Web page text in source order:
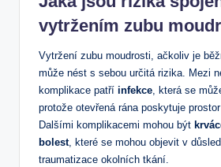
⁤vytržením ⁣zubu
Vytržení zubu moudrosti, ačkoliv⁤ je
může nést s sebou určitá rizika. ‍Mezi
komplikace patří infekce, která ​se
protože⁤ otevřená rána‍ poskytuje
Dalšími komplikacemi mohou být
bolest, které se ⁤mohou objevit v
traumatizace okolních tkání.